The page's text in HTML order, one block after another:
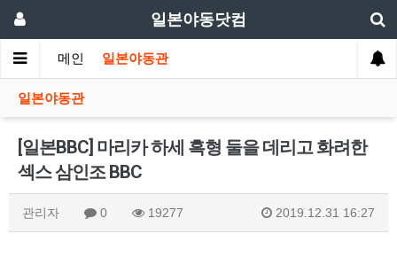
일본야동닷컴
메인 일본야동관
일본야동관
[일본BBC] 마리카 하세 흑형 둘을 데리고 화려한
섹스 삼인조 BBC
관리자 0 19277 2019.12.31 16:27